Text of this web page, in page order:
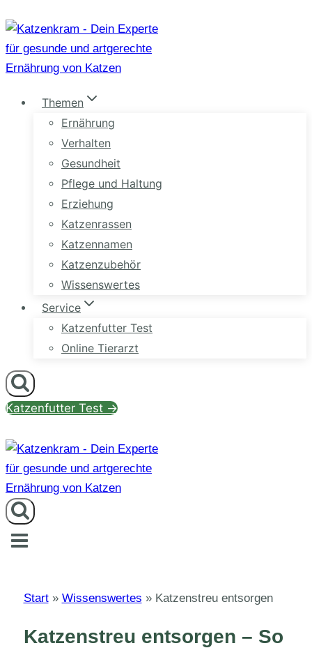
Inhalt
springen
Themen
Ernährung
Verhalten
Gesundheit
Pflege und Haltung
Erziehung
Katzenrassen
Katzennamen
Katzenzubehör
Wissenswertes
Service
Katzenfutter Test
Online Tierarzt
Katzenfutter Test →
Start» Wissenswertes » Katzenstreu entsorgen
Katzenstreu entsorgen – So